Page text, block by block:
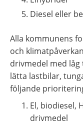
Diesel eller
Alla kommunens
och
drivmedel med
lätta lastbilar,
följande
El, biodiesel,
drivmedel